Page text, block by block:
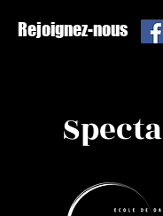
Rejoignez-nous